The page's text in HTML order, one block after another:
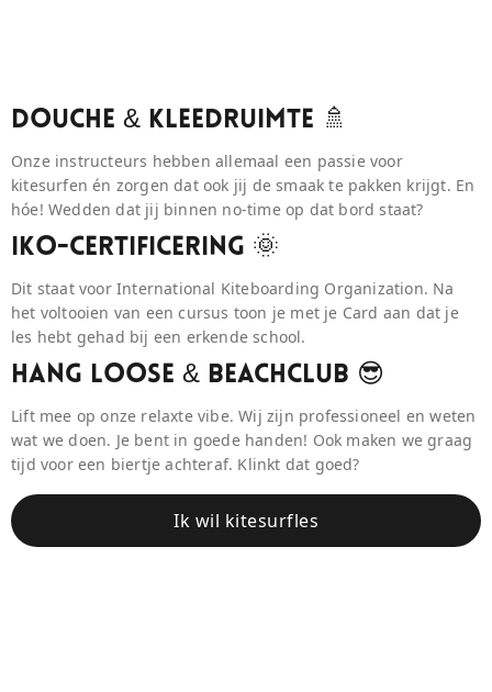
Douche & Kleedruimte 🚿
Onze instructeurs hebben allemaal een passie voor
kitesurfen én zorgen dat ook jij de smaak te pakken krijgt. En
hóe! Wedden dat jij binnen no-time op dat bord staat?
IKO-Certificering 🌞
Dit staat voor International Kiteboarding Organization. Na
het voltooien van een cursus toon je met je Card aan dat je
les hebt gehad bij een erkende school.
Hang Loose & BeaCHCLUB 😎
Lift mee op onze relaxte vibe. Wij zijn professioneel en weten
wat we doen. Je bent in goede handen! Ook maken we graag
tijd voor een biertje achteraf. Klinkt dat goed?
Ik wil kitesurfles